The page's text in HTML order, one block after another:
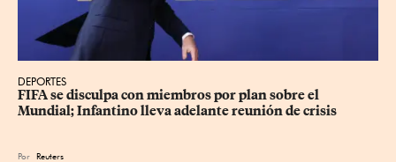
DEPORTES
FIFA se disculpa con miembros por plan sobre el
Mundial; Infantino lleva adelante reunión de crisis
Por Reuters